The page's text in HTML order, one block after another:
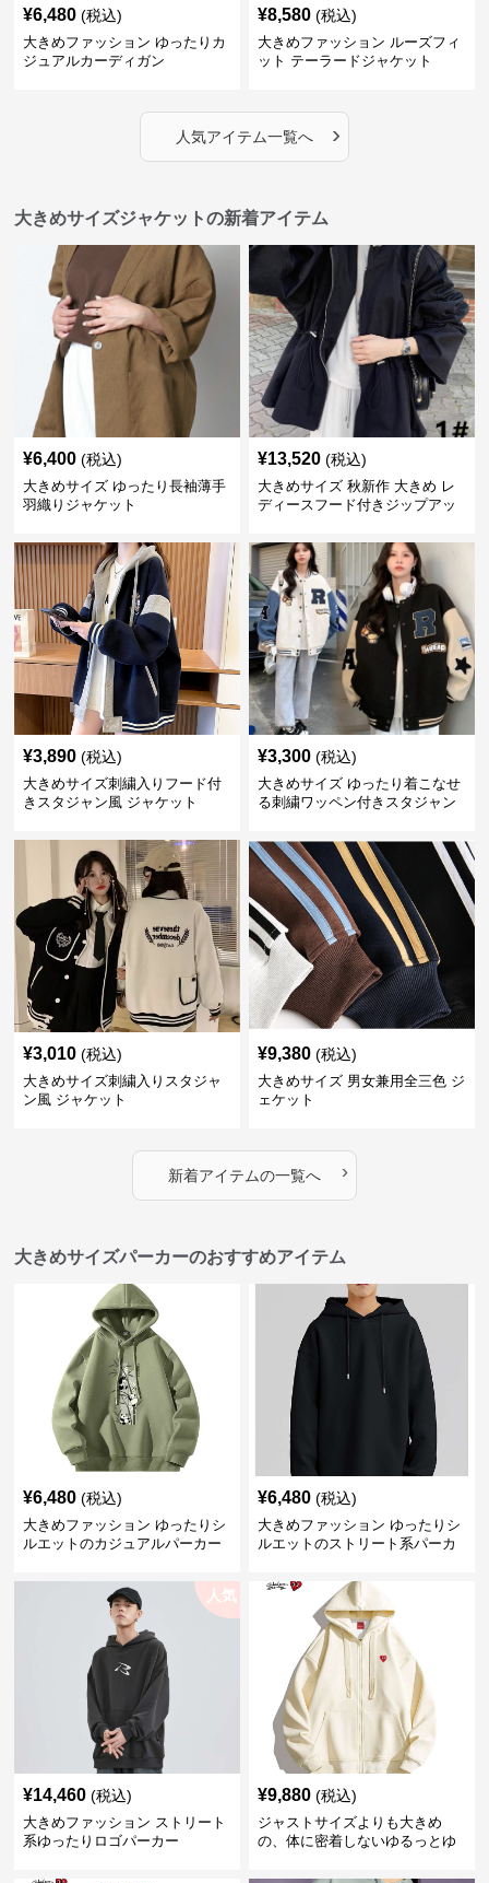
¥6,480 (税込)
大きめファッション ゆったりカ
ジュアルカーディガン
¥8,580 (税込)
大きめファッション ルーズフィ
ット テーラードジャケット
人気アイテム一覧へ ›
大きめサイズジャケットの新着アイテム
¥6,400 (税込)
大きめサイズ ゆったり長袖薄手
羽織りジャケット
¥13,520 (税込)
大きめサイズ 秋新作 大きめ レ
ディースフード付きジップアッ
¥3,890 (税込)
大きめサイズ刺繍入りフード付
きスタジャン風 ジャケット
¥3,300 (税込)
大きめサイズ ゆったり着こなせ
る刺繍ワッペン付きスタジャン
¥3,010 (税込)
大きめサイズ刺繍入りスタジャ
ン風 ジャケット
¥9,380 (税込)
大きめサイズ 男女兼用全三色 ジ
ェケット
新着アイテムの一覧へ ›
大きめサイズパーカーのおすすめアイテム
¥6,480 (税込)
大きめファッション ゆったりシ
ルエットのカジュアルパーカー
¥6,480 (税込)
大きめファッション ゆったりシ
ルエットのストリート系パーカ
人気
¥14,460 (税込)
大きめファッション ストリート
系ゆったりロゴパーカー
¥9,880 (税込)
ジャストサイズよりも大きめ
の、体に密着しないゆるっとゆ
ゆったりハッピーハート ジップ